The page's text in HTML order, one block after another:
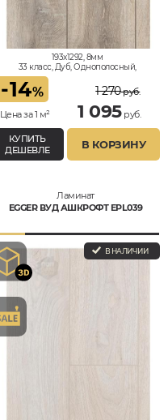
193x1292, 8мм
33 класс, Дуб, Однополосный,
-14%
Цена за 1 м²
1 270руб.
1 095руб.
КУПИТЬ
ДЕШЕВЛЕ
В КОРЗИНУ
Ламинат
EGGER ВУД АШКРОФТ EPL039
В НАЛИЧИИ